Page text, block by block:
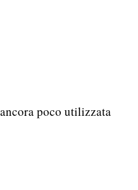
poco utilizzata